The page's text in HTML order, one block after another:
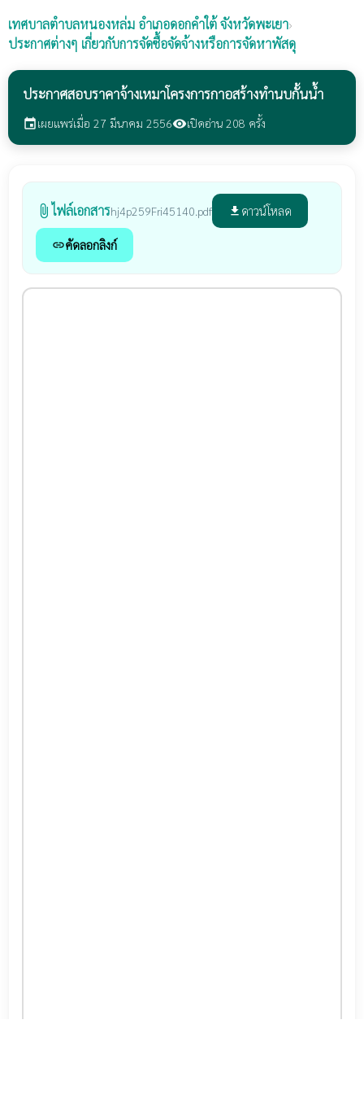
เทศบาลตำบลหนองหล่ม อำเภอดอกคำใต้ จังหวัดพะเยา›
ประกาศต่างๆ เกี่ยวกับการจัดซื้อจัดจ้างหรือการจัดหาพัสดุ
ประกาศสอบราคาจ้างเหมาโครงการกาอสร้างทำนบกั้นน้ำ
eventเผยแพร่เมื่อ 27 มีนาคม 2556visibilityเปิดอ่าน 208 ครั้ง
attach_file ไฟล์เอกสารhj4p259Fri45140.pdf file_download ดาวน์โหลด
linkคัดลอกลิงก์